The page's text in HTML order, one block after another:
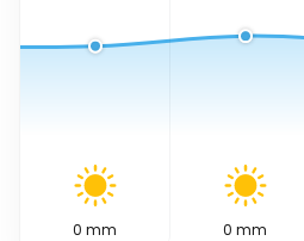
0 mm 0 mm